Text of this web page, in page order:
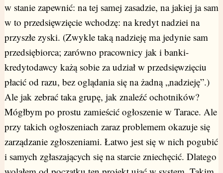
w stanie zapewnić: na tej samej zasadzie, na jakiej ja sam
w to przedsięwzięcie wchodzę: na kredyt nadziei na
przyszłe zyski. (Zwykle taką nadzieję ma jedynie sam
przedsiębiorca; zarówno pracownicy jak i banki-
kredytodawcy każą sobie za udział w przedsięwzięciu
płacić od razu, bez oglądania się na żadną „nadzieję”.)
Ale jak zebrać taka grupę, jak znaleźć ochotników?
Mógłbym po prostu zamieścić ogłoszenie w Tarace. Ale
przy takich ogłoszeniach zaraz problemem okazuje się
zarządzanie zgłoszeniami. Łatwo jest się w nich pogubić
i samych zgłaszających się na starcie zniechęcić. Dlatego